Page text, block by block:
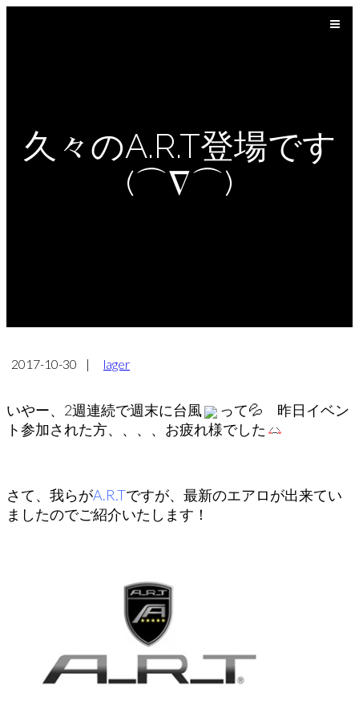
久々のA.R.T登場です
(⌒∇⌒)
2017-10-30 | lager
いやー、2週連続で週末に台風
って💦 昨日イベン
ト参加された方、、、、お疲れ様でした
さて、我らがA.R.Tですが、最新のエアロが出来てい
ましたのでご紹介いたします！